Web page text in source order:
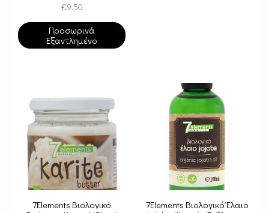
€9.50
Προσωρινά
Εξαντλημένο
7Elements Βιολογικό
7Elements Βιολογικό Έλαιο